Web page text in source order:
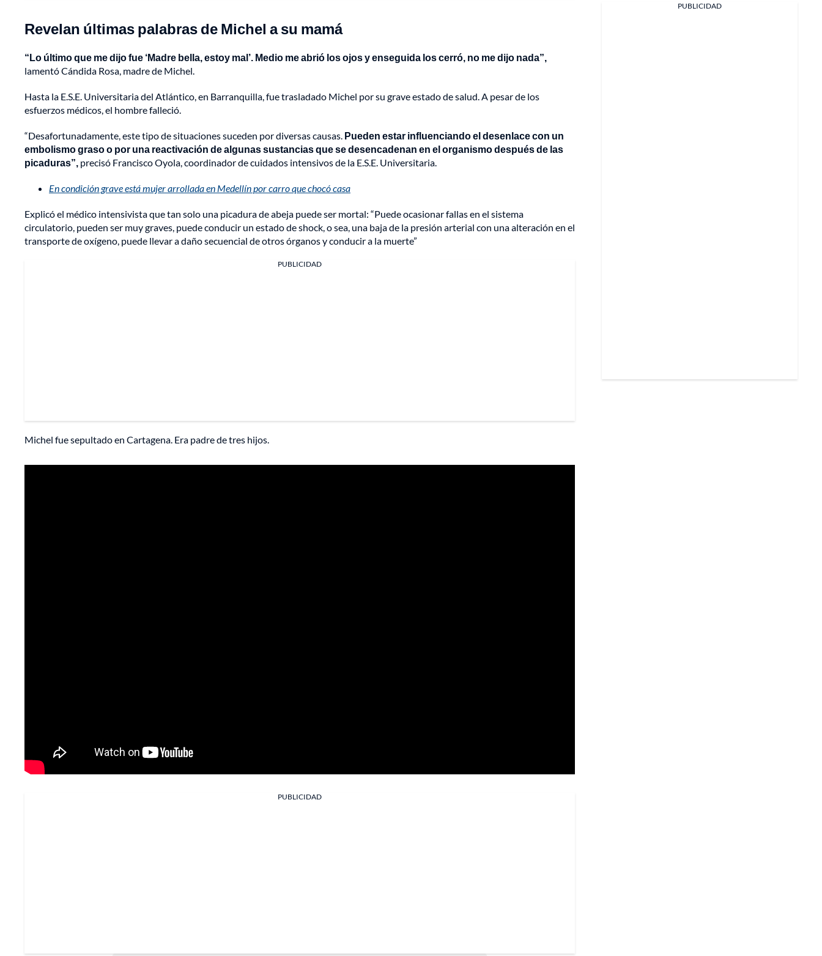
Revelan últimas palabras de Michel a su mamá
“Lo último que me dijo fue ‘Madre bella, estoy mal’. Medio me abrió los ojos y enseguida los cerró, no me dijo nada”,
lamentó Cándida Rosa, madre de Michel.
Hasta la E.S.E. Universitaria del Atlántico, en Barranquilla, fue trasladado Michel por su grave estado de salud. A pesar de los
esfuerzos médicos, el hombre falleció.
“Desafortunadamente, este tipo de situaciones suceden por diversas causas. Pueden estar influenciando el desenlace con un
embolismo graso o por una reactivación de algunas sustancias que se desencadenan en el organismo después de las
picaduras”, precisó Francisco Oyola, coordinador de cuidados intensivos de la E.S.E. Universitaria.
En condición grave está mujer arrollada en Medellín por carro que chocó casa
Explicó el médico intensivista que tan solo una picadura de abeja puede ser mortal: “Puede ocasionar fallas en el sistema
circulatorio, pueden ser muy graves, puede conducir un estado de shock, o sea, una baja de la presión arterial con una alteración en el
transporte de oxígeno, puede llevar a daño secuencial de otros órganos y conducir a la muerte”
PUBLICIDAD
Michel fue sepultado en Cartagena. Era padre de tres hijos.
PUBLICIDAD
PUBLICIDAD